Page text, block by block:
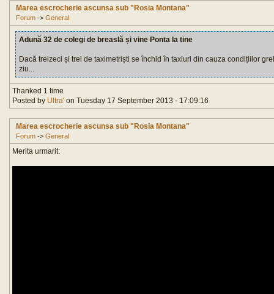
Marea escrocherie ascunsa sub "Rosia Montana"
Forum -> General
Adună 32 de colegi de breaslă și vine Ponta la tine
Dacă treizeci și trei de taximetriști se închid în taxiuri din cauza condițiilor
ziu...
Thanked 1 time
Posted by Ultra' on Tuesday 17 September 2013 - 17:09:16
Marea escrocherie ascunsa sub "Rosia Montana"
Forum -> General
Merita urmarit: